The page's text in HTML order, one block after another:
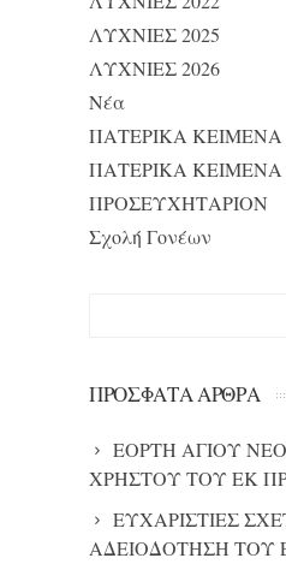
ΛΥΧΝΙΕΣ 2025
ΛΥΧΝΙΕΣ 2026
Νέα
ΠΑΤΕΡΙΚΑ ΚΕΙΜΕΝΑ
ΠΑΤΕΡΙΚΑ ΚΕΙΜΕΝΑ
ΠΡΟΣΕΥΧΗΤΑΡΙΟΝ
Σχολή Γονέων
ΠΡΌΣΦΑΤΑ ΆΡΘΡΑ
ΕΟΡΤΗ ΑΓΙΟΥ
ΧΡΗΣΤΟΥ ΤΟΥ ΕΚ
ΕΥΧΑΡΙΣΤΙΕΣ
ΑΔΕΙΟΔΟΤΗΣΗ ΤΟΥ